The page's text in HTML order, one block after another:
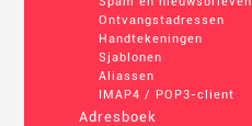
Ontvangstadressen
Handtekeningen
Sjablonen
Aliassen
IMAP4 / POP3-client
Adresboek